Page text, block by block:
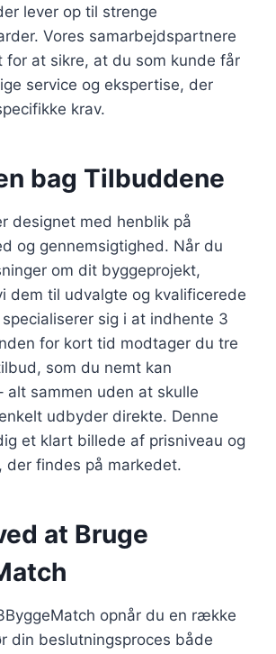
lever op til strenge
Vores samarbejdspartnere
for at sikre, at du som kunde får
service og ekspertise, der
krav.
bag Tilbuddene
designet med henblik på
og gennemsigtighed. Når du
om dit byggeprojekt,
dem til udvalgte og kvalificerede
sig i at indhente 3
for kort tid modtager du tre
som du nemt kan
alt sammen uden at skulle
udbyder direkte. Denne
et klart billede af prisniveau og
der findes på markedet.
at Bruge
opnår du en række
din beslutningsproces både